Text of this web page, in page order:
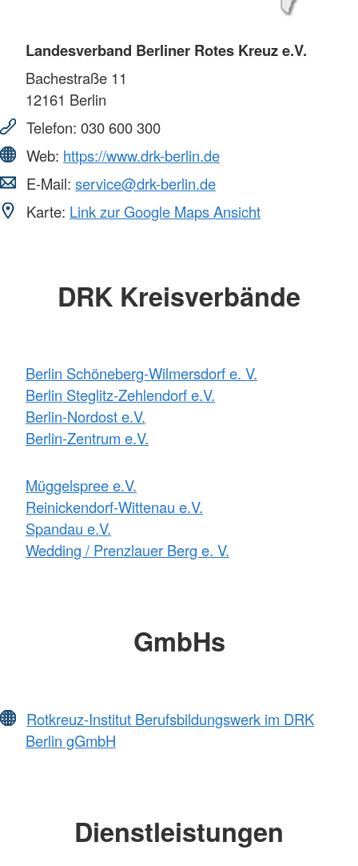
Landesverband Berliner Rotes Kreuz e.V.
Bachestraße 11
12161 Berlin
Telefon: 030 600 300
Web: https://www.drk-berlin.de
E-Mail: service@drk-berlin.de
Karte: Link zur Google Maps Ansicht
DRK Kreisverbände
Berlin Schöneberg-Wilmersdorf e. V.
Berlin Steglitz-Zehlendorf e.V.
Berlin-Nordost e.V.
Berlin-Zentrum e.V.
Müggelspree e.V.
Reinickendorf-Wittenau e.V.
Spandau e.V.
Wedding / Prenzlauer Berg e. V.
GmbHs
Rotkreuz-Institut Berufsbildungswerk im DRK
Berlin gGmbH
Dienstleistungen